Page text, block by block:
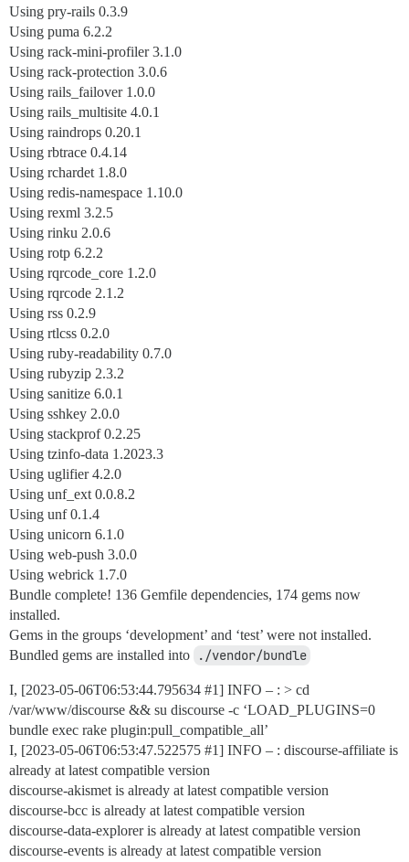
Using pry-rails 0.3.9
Using puma 6.2.2
Using rack-mini-profiler 3.1.0
Using rack-protection 3.0.6
Using rails_failover 1.0.0
Using rails_multisite 4.0.1
Using raindrops 0.20.1
Using rbtrace 0.4.14
Using rchardet 1.8.0
Using redis-namespace 1.10.0
Using rexml 3.2.5
Using rinku 2.0.6
Using rotp 6.2.2
Using rqrcode_core 1.2.0
Using rqrcode 2.1.2
Using rss 0.2.9
Using rtlcss 0.2.0
Using ruby-readability 0.7.0
Using rubyzip 2.3.2
Using sanitize 6.0.1
Using sshkey 2.0.0
Using stackprof 0.2.25
Using tzinfo-data 1.2023.3
Using uglifier 4.2.0
Using unf_ext 0.0.8.2
Using unf 0.1.4
Using unicorn 6.1.0
Using web-push 3.0.0
Using webrick 1.7.0
Bundle complete! 136 Gemfile dependencies, 174 gems now
installed.
Gems in the groups ‘development’ and ‘test’ were not installed.
Bundled gems are installed into
./vendor/bundle
I, [2023-05-06T06:53:44.795634 #1] INFO – : > cd
/var/www/discourse && su discourse -c ‘LOAD_PLUGINS=0
bundle exec rake plugin:pull_compatible_all’
I, [2023-05-06T06:53:47.522575 #1] INFO – : discourse-affiliate is
already at latest compatible version
discourse-akismet is already at latest compatible version
discourse-bcc is already at latest compatible version
discourse-data-explorer is already at latest compatible version
discourse-events is already at latest compatible version